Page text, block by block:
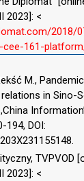
2023]: <
2018/
161-
M.,
in Sino-
194, DOI:
TVPVOD
2023]: <